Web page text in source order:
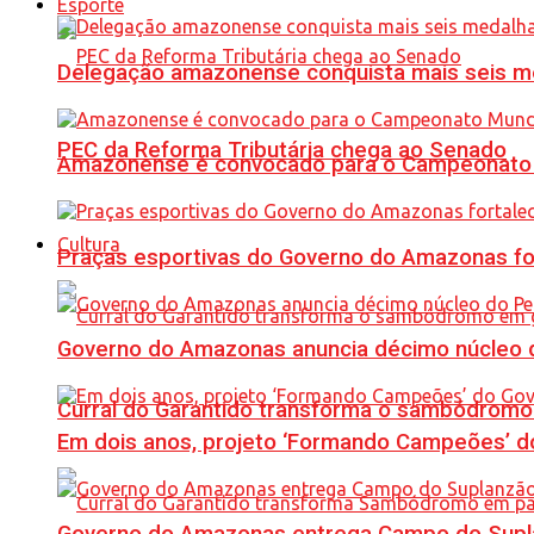
PEC da Reforma Tributária chega ao Senado
Cultura
Curral do Garantido transforma o
Esporte
Delegação amazonense conquista mais seis
Amazonense é convocado para o
Praças esportivas do Governo do Amazonas
Governo do Amazonas anuncia décimo
Em dois anos, projeto ‘Formando